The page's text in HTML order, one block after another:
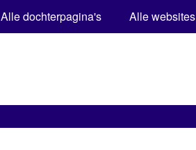
Alle dochterpagina's Alle websites